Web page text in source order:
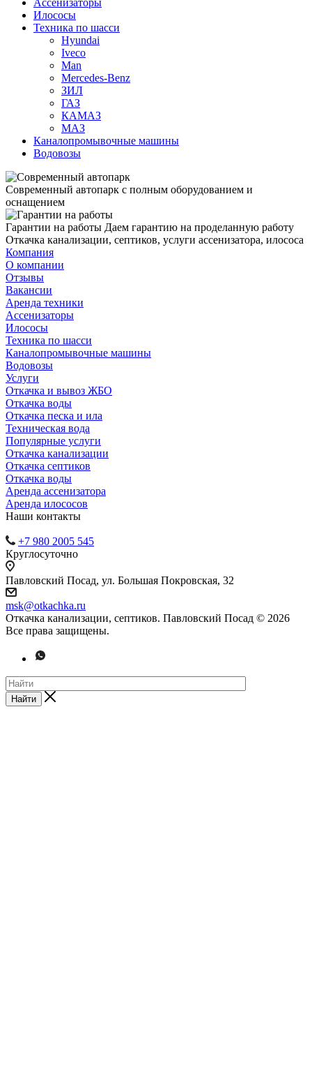
Ассенизаторы
Илососы
Техника по шасси
Hyundai
Iveco
Man
Mercedes-Benz
ЗИЛ
ГАЗ
КАМАЗ
МАЗ
Каналопромывочные машины
Водовозы
Современный автопарк с полным оборудованием и
оснащением
Гарантии на работы Даем гарантию на проделанную работу
Откачка канализации, септиков, услуги ассенизатора, илососа
Компания
О компании
Отзывы
Вакансии
Аренда техники
Ассенизаторы
Илососы
Техника по шасси
Каналопромывочные машины
Водовозы
Услуги
Откачка и вывоз ЖБО
Откачка воды
Откачка песка и ила
Техническая вода
Популярные услуги
Откачка канализации
Откачка септиков
Откачка воды
Аренда ассенизатора
Аренда илососов
Наши контакты
+7 980 2005 545
Круглосуточно
Павловский Посад, ул. Большая Покровская, 32
msk@otkachka.ru
Откачка канализации, септиков. Павловский Посад © 2026
Все права защищены.
Найти